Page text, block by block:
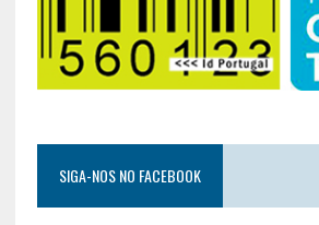
SIGA-NOS NO FACEBOOK